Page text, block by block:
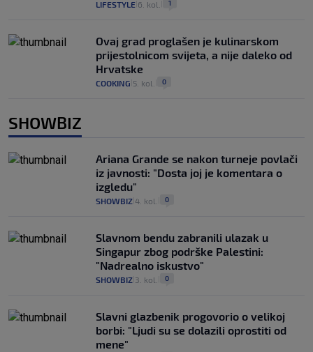
LIFESTYLE 6. kol. 1
Ovaj grad proglašen je kulinarskom
prijestolnicom svijeta, a nije daleko od
Hrvatske
COOKING 5. kol. 0
SHOWBIZ
Ariana Grande se nakon turneje povlači
iz javnosti: "Dosta joj je komentara o
izgledu"
SHOWBIZ 4. kol. 0
Slavnom bendu zabranili ulazak u
Singapur zbog podrške Palestini:
"Nadrealno iskustvo"
SHOWBIZ 3. kol. 0
Slavni glazbenik progovorio o velikoj
borbi: "Ljudi su se dolazili oprostiti od
mene"